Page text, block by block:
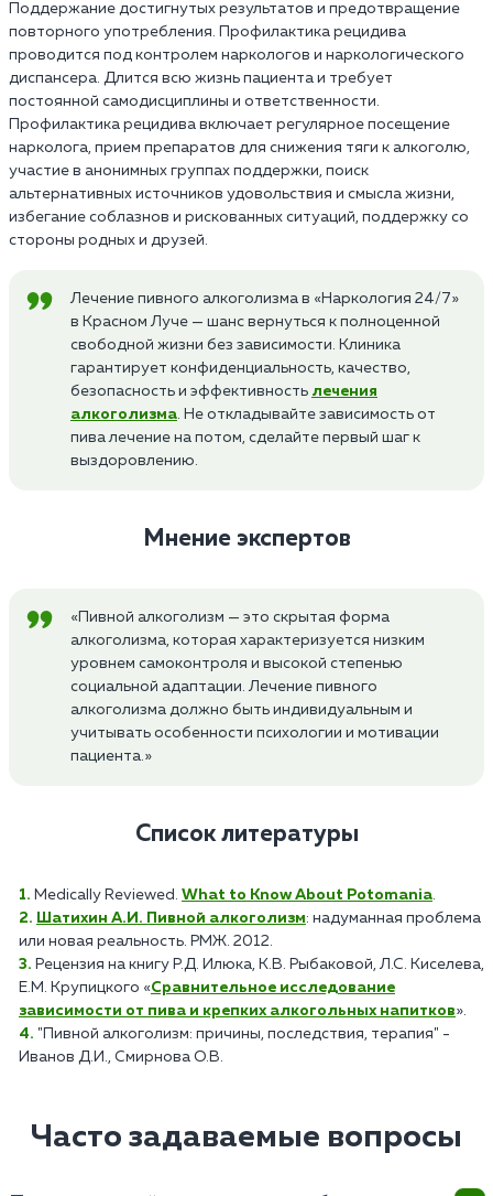
Поддержание достигнутых результатов и предотвращение
повторного употребления. Профилактика рецидива
проводится под контролем наркологов и наркологического
диспансера. Длится всю жизнь пациента и требует
постоянной самодисциплины и ответственности.
Профилактика рецидива включает регулярное посещение
нарколога, прием препаратов для снижения тяги к алкоголю,
участие в анонимных группах поддержки, поиск
альтернативных источников удовольствия и смысла жизни,
избегание соблазнов и рискованных ситуаций, поддержку со
стороны родных и друзей.
Лечение пивного алкоголизма в «Наркология 24/7»
в Красном Луче — шанс вернуться к полноценной
свободной жизни без зависимости. Клиника
гарантирует конфиденциальность, качество,
безопасность и эффективность лечения
алкоголизма. Не откладывайте зависимость от
пива лечение на потом, сделайте первый шаг к
выздоровлению.
Мнение экспертов
«Пивной алкоголизм — это скрытая форма
алкоголизма, которая характеризуется низким
уровнем самоконтроля и высокой степенью
социальной адаптации. Лечение пивного
алкоголизма должно быть индивидуальным и
учитывать особенности психологии и мотивации
пациента.»
Список литературы
Medically Reviewed. What to Know About Potomania.
Шатихин А.И. Пивной алкоголизм: надуманная проблема
или новая реальность. РМЖ. 2012.
Рецензия на книгу Р.Д. Илюка, К.В. Рыбаковой, Л.С. Киселева,
Е.М. Крупицкого «Сравнительное исследование
зависимости от пива и крепких алкогольных напитков».
"Пивной алкоголизм: причины, последствия, терапия" -
Иванов Д.И., Смирнова О.В.
Часто задаваемые вопросы